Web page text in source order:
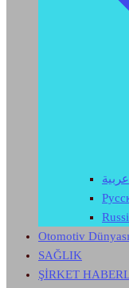
عربية
Otomotiv Dünyası
SAĞLIK
ŞİRKET